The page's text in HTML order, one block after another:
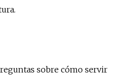
sobre cómo servir